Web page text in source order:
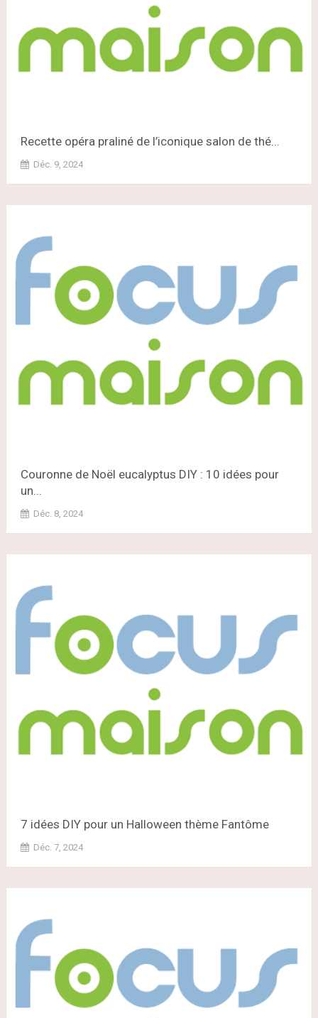
Recette opéra praliné de l’iconique salon de thé...
Déc. 9, 2024
Couronne de Noël eucalyptus DIY : 10 idées pour
un...
Déc. 8, 2024
7 idées DIY pour un Halloween thème Fantôme
Déc. 7, 2024